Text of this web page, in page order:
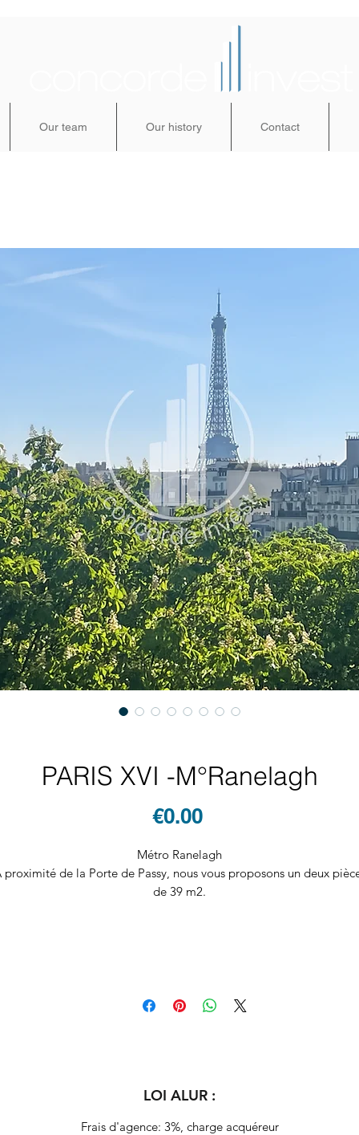
Our team Our history Contact
PARIS XVI -M°Ranelagh
€0.00Price
Métro Ranelagh
proximité de la Porte de Passy, nous vous proposons un deux
de 39 m2.
Belles prestations : gardien, digicode, interphone, local vélo
LOI ALUR :
Frais d'agence: 3%, charge acquéreur